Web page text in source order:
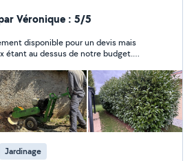
détails, je m'assure que chaque
propre et conforme à vos
de bénéficier d'un
% du montant du devis.
Véronique : 5/5
disponible pour un devis mais
étant au dessus de notre budget.
Jardinage